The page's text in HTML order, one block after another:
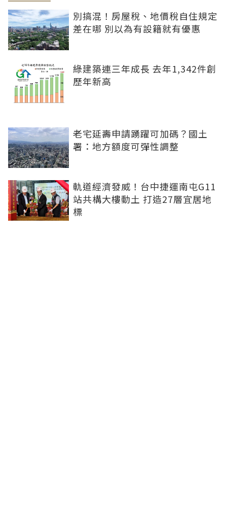
別搞混！房屋稅、地價稅自住規定
差在哪 別以為有設籍就有優惠
綠建築連三年成長 去年1,342件創
歷年新高
老宅延壽申請踴躍可加碼？國土
署：地方額度可彈性調整
軌道經濟發威！台中捷運南屯G11
站共構大樓動土 打造27層宜居地
標